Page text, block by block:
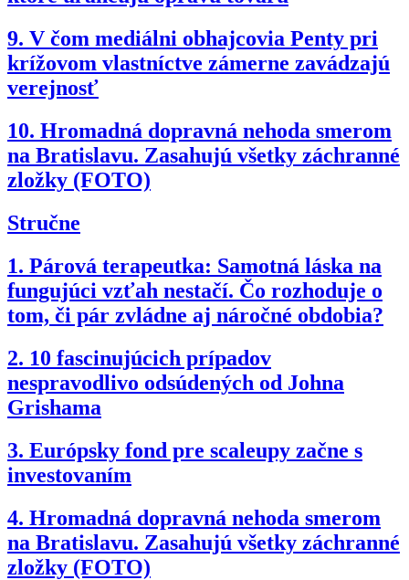
9. V čom mediálni obhajcovia Penty pri
krížovom vlastníctve zámerne zavádzajú
verejnosť
10. Hromadná dopravná nehoda smerom
na Bratislavu. Zasahujú všetky záchranné
zložky (FOTO)
Stručne
1. Párová terapeutka: Samotná láska na
fungujúci vzťah nestačí. Čo rozhoduje o
tom, či pár zvládne aj náročné obdobia?
2. 10 fascinujúcich prípadov
nespravodlivo odsúdených od Johna
Grishama
3. Európsky fond pre scaleupy začne s
investovaním
4. Hromadná dopravná nehoda smerom
na Bratislavu. Zasahujú všetky záchranné
zložky (FOTO)